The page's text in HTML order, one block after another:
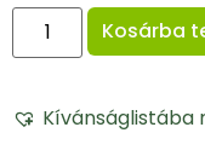
Kosárba
Kívánságlistába